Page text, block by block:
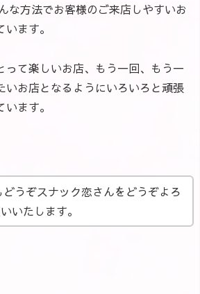
な方法でお客様のご来店しやすいお
ます。
って楽しいお店、もう一回、もう一
いお店となるようにいろいろと頑張
ます。
うぞスナック恋さんをどうぞよろ
いたします。